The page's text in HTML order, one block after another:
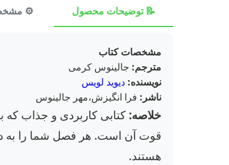
📝 توضیحات محصول ⚙️
مشخصات کتاب
مترجم: جالینوس کرمی
نویسنده: دیوید لویس
ناشر: فرا انگیزش،مهر جالینوس
خلاصه: کتابی کاربردی و جذاب
قوت آن است. هر فصل شما را به
هستند.